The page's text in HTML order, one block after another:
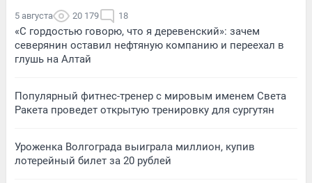
5 августа 20 179 18
«С гордостью говорю, что я деревенский»: зачем
северянин оставил нефтяную компанию и переехал в
глушь на Алтай
Популярный фитнес-тренер с мировым именем Света
Ракета проведет открытую тренировку для сургутян
Уроженка Волгограда выиграла миллион, купив
лотерейный билет за 20 рублей